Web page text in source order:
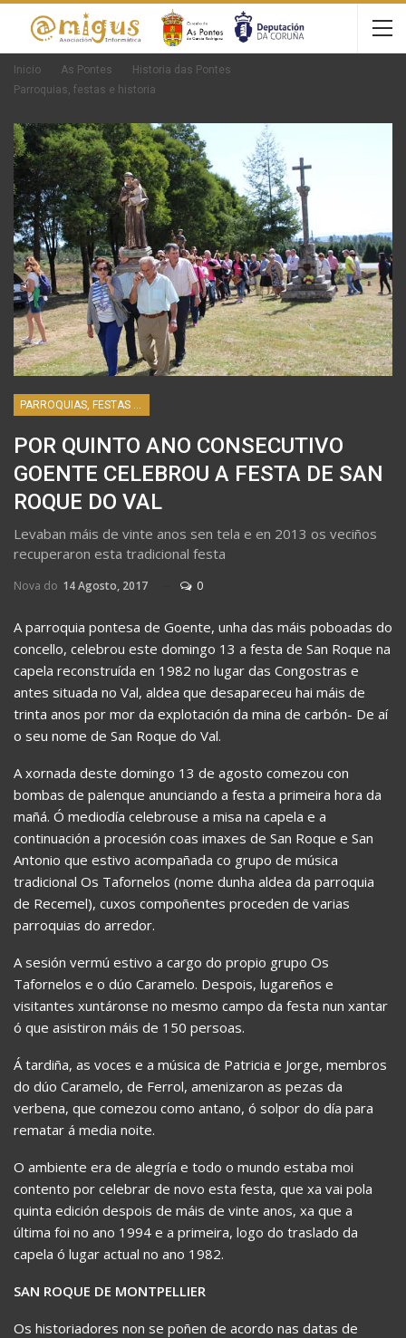
Inicio As Pontes
Historia das Pontes
Parroquias, festas e historia
PARROQUIAS, FESTAS E HISTORIA
POR QUINTO ANO CONSECUTIVO
GOENTE CELEBROU A FESTA DE SAN
ROQUE DO VAL
Levaban máis de vinte anos sen tela e en 2013 os veciños
recuperaron esta tradicional festa
Nova do 14 Agosto, 2017 0
A parroquia pontesa de Goente, unha das máis poboadas do
concello, celebrou este domingo 13 a festa de San Roque na
capela reconstruída en 1982 no lugar das Congostras e
antes situada no Val, aldea que desapareceu hai máis de
trinta anos por mor da explotación da mina de carbón- De aí
o seu nome de San Roque do Val.
A xornada deste domingo 13 de agosto comezou con
bombas de palenque anunciando a festa a primeira hora da
mañá. Ó mediodía celebrouse a misa na capela e a
continuación a procesión coas imaxes de San Roque e San
Antonio que estivo acompañada co grupo de música
tradicional Os Tafornelos (nome dunha aldea da parroquia
de Recemel), cuxos compoñentes proceden de varias
parroquias do arredor.
A sesión vermú estivo a cargo do propio grupo Os
Tafornelos e o dúo Caramelo. Despois, lugareños e
visitantes xuntáronse no mesmo campo da festa nun xantar
ó que asistiron máis de 150 persoas.
Á tardiña, as voces e a música de Patricia e Jorge, membros
do dúo Caramelo, de Ferrol, amenizaron as pezas da
verbena, que comezou como antano, ó solpor do día para
rematar á media noite.
O ambiente era de alegría e todo o mundo estaba moi
contento por celebrar de novo esta festa, que xa vai pola
quinta edición despois de máis de vinte anos, xa que a
última foi no ano 1994 e a primeira, logo do traslado da
capela ó lugar actual no ano 1982.
SAN ROQUE DE MONTPELLIER
Os historiadores non se poñen de acordo nas datas de